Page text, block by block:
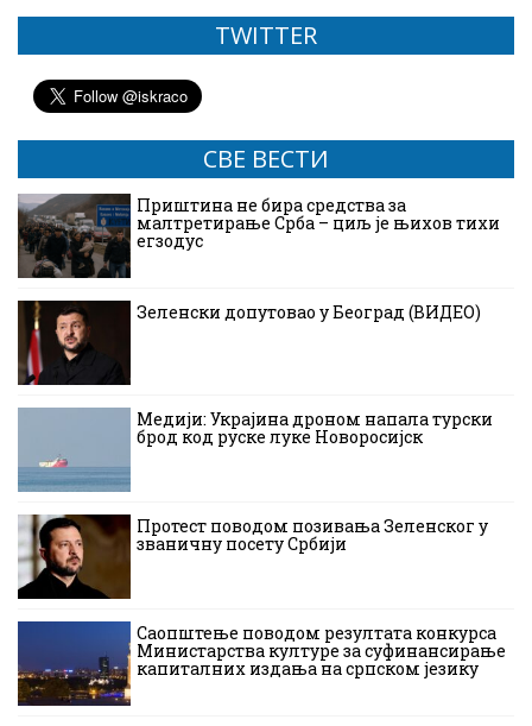
TWITTER
СВЕ ВЕСТИ
Приштина не бира средства за
малтретирање Срба – циљ је њихов тихи
егзодус
Зеленски допутовао у Београд (ВИДЕО)
Медији: Украјина дроном напала турски
брод код руске луке Новоросијск
Протест поводом позивања Зеленског у
званичну посету Србији
Саопштење поводом резултата конкурса
Министарства културе за суфинансирање
капиталних издања на српском језику